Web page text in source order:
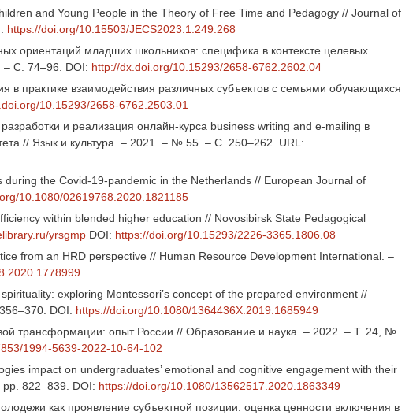
and Young People in the Theory of Free Time and Pedagogy // Journal of
https://doi.org/10.15503/JECS2023.1.249.268
ориентаций младших школьников: специфика в контексте целевых
– С. 74–96. DOI: http://dx.doi.org/10.15293/2658-6762.2602.04
практике взаимодействия различных субъектов с семьями обучающихся
10.15293/2658-6762.2503.01
и реализация онлайн-курса business writing and e-mailing в
// Язык и культура. – 2021. – № 55. – С. 250–262. URL:
the Covid-19-pandemic in the Netherlands // European Journal of
10.1080/02619768.2020.1821185
within blended higher education // Novosibirsk State Pedagogical
yrsgmp DOI: https://doi.org/10.15293/2226-3365.1806.08
from an HRD perspective // Human Resource Development International. –
exploring Montessori’s concept of the prepared environment //
DOI: https://doi.org/10.1080/1364436X.2019.1685949
трансформации: опыт России // Образование и наука. – 2022. – Т. 24, №
1994-5639-2022-10-64-102
impact on undergraduates’ emotional and cognitive engagement with their
822–839. DOI: https://doi.org/10.1080/13562517.2020.1863349
как проявление субъектной позиции: оценка ценности включения в